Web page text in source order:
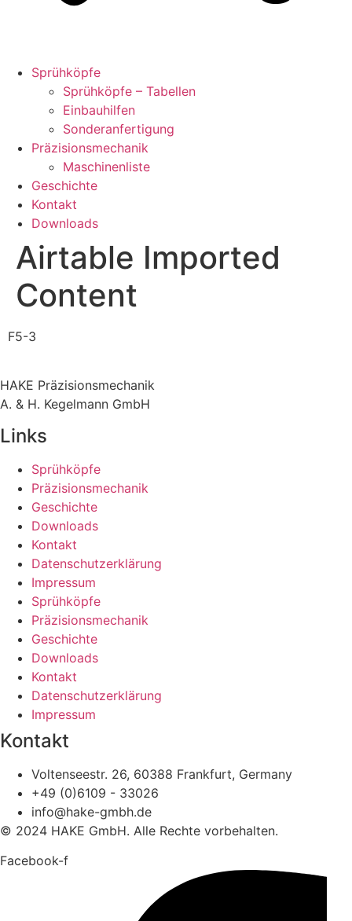
Sprühköpfe
Sprühköpfe – Tabellen
Einbauhilfen
Sonderanfertigung
Präzisionsmechanik
Maschinenliste
Geschichte
Kontakt
Downloads
Airtable Imported
Content
F5-3
HAKE Präzisionsmechanik
A. & H. Kegelmann GmbH
Links
Sprühköpfe
Präzisionsmechanik
Geschichte
Downloads
Kontakt
Datenschutzerklärung
Impressum
Sprühköpfe
Präzisionsmechanik
Geschichte
Downloads
Kontakt
Datenschutzerklärung
Impressum
Kontakt
Voltenseestr. 26, 60388 Frankfurt, Germany
+49 (0)6109 - 33026
info@hake-gmbh.de
© 2024 HAKE GmbH. Alle Rechte vorbehalten.
Facebook-f